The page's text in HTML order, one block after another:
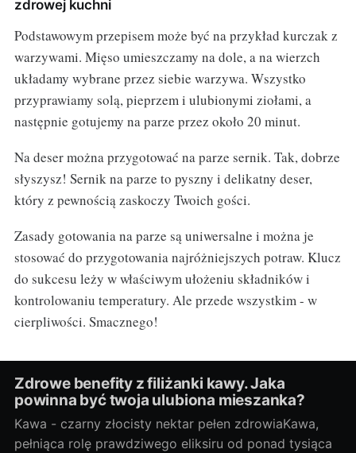
zdrowej kuchni
Podstawowym przepisem może być na przykład kurczak z
warzywami. Mięso umieszczamy na dole, a na wierzch
układamy wybrane przez siebie warzywa. Wszystko
przyprawiamy solą, pieprzem i ulubionymi ziołami, a
następnie gotujemy na parze przez około 20 minut.
Na deser można przygotować na parze sernik. Tak, dobrze
słyszysz! Sernik na parze to pyszny i delikatny deser,
który z pewnością zaskoczy Twoich gości.
Zasady gotowania na parze są uniwersalne i można je
stosować do przygotowania najróżniejszych potraw. Klucz
do sukcesu leży w właściwym ułożeniu składników i
kontrolowaniu temperatury. Ale przede wszystkim - w
cierpliwości. Smacznego!
Zdrowe benefity z filiżanki kawy. Jaka
powinna być twoja ulubiona mieszanka?
Kawa - czarny złocisty nektar pełen zdrowiaKawa,
pełniąca rolę prawdziwego eliksiru od ponad tysiąca